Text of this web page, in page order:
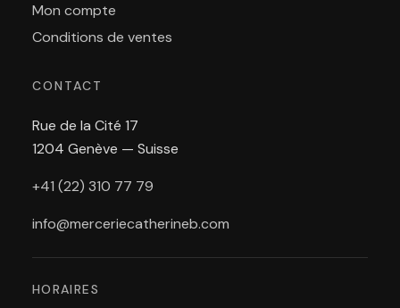
Mon compte
Conditions de ventes
CONTACT
Rue de la Cité 17
1204 Genève — Suisse
+41 (22) 310 77 79
info@merceriecatherineb.com
HORAIRES